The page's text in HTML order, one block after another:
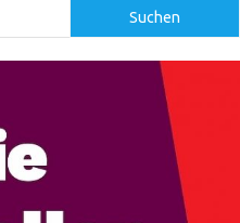
Suchen